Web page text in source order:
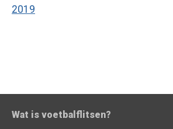
2019
Wat is voetbalflitsen?